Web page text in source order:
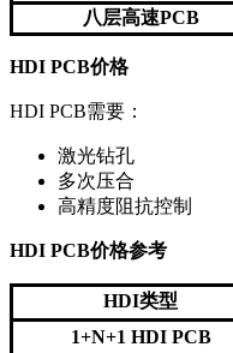
八层高速PCB
HDI PCB价格
HDI PCB需要：
激光钻孔
多次压合
高精度阻抗控制
HDI PCB价格参考
HDI类型
1+N+1 HDI PCB